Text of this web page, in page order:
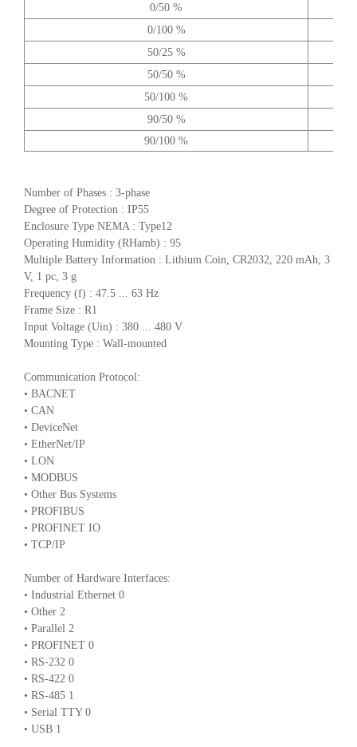
0/50 %
0/100 %
50/25 %
50/50 %
50/100 %
90/50 %
90/100 %
Number of Phases : 3-phase
Degree of Protection : IP55
Enclosure Type NEMA : Type12
Operating Humidity (RHamb) : 95
Multiple Battery Information : Lithium Coin, CR2032, 220 mAh, 3
V, 1 pc, 3 g
Frequency (f) : 47.5 ... 63 Hz
Frame Size : R1
Input Voltage (Uin) : 380 ... 480 V
Mounting Type : Wall-mounted
Communication Protocol:
• BACNET
• CAN
• DeviceNet
• EtherNet/IP
• LON
• MODBUS
• Other Bus Systems
• PROFIBUS
• PROFINET IO
• TCP/IP
Number of Hardware Interfaces:
• Industrial Ethernet 0
• Other 2
• Parallel 2
• PROFINET 0
• RS-232 0
• RS-422 0
• RS-485 1
• Serial TTY 0
• USB 1